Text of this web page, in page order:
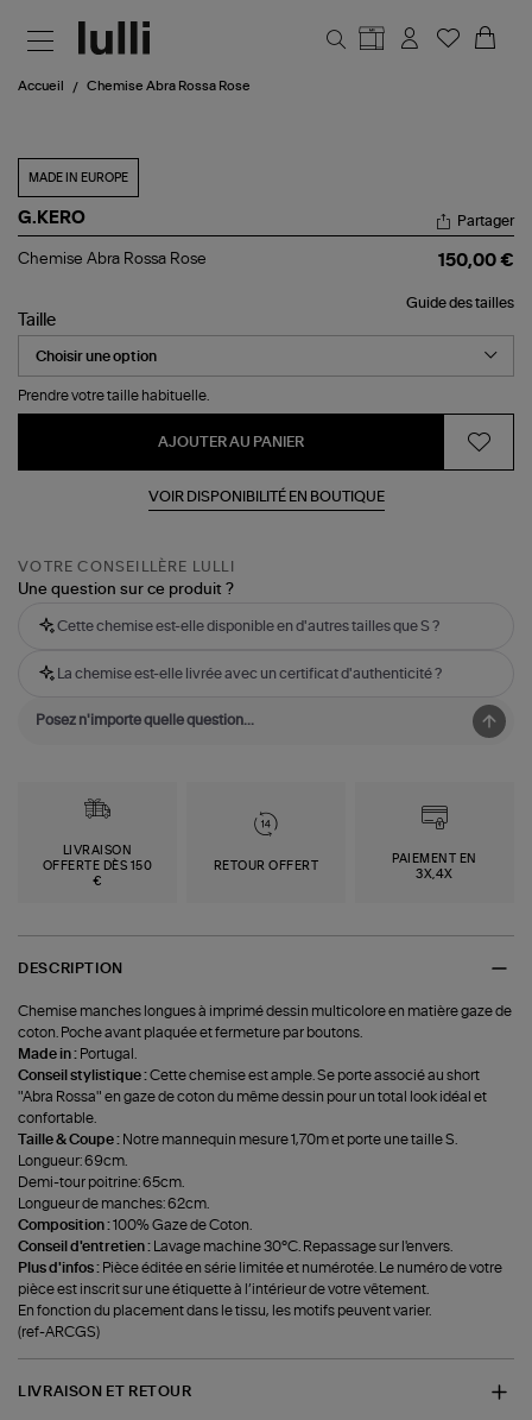
Accueil Chemise Abra Rossa Rose
MADE IN EUROPE
G.KERO
Chemise
Rose
Partager
Chemise Abra Rossa Rose 150,00 €
Guide des tailles
Taille
Prendre votre taille habituelle.
AJOUTER AU PANIER
VOIR DISPONIBILITÉ EN BOUTIQUE
VOTRE CONSEILLÈRE LULLI
Une question sur ce produit ?
Cette chemise est-elle disponible en d'autres tailles que S ?
La chemise est-elle livrée avec un certificat d'authenticité ?
LIVRAISON
OFFERTE DÈS 150
€
RETOUR OFFERT
PAIEMENT EN
3X,4X
DESCRIPTION
Chemise manches longues à imprimé dessin multicolore en matière gaze de
coton. Poche avant plaquée et fermeture par boutons.
Made in : Portugal.
Conseil stylistique :Cette chemise est ample. Se porte associé au short
"Abra Rossa" en gaze de coton du même dessin pour un total look idéal et
confortable.
Taille & Coupe : Notre mannequin mesure 1,70m et porte une taille S.
Longueur: 69cm.
Demi-tour poitrine: 65cm.
Longueur de manches: 62cm.
Composition :100% Gaze de Coton.
Conseil d'entretien : Lavage machine 30°C. Repassage sur l'envers.
Plus d'infos : Pièce éditée en série limitée et numérotée. Le numéro de votre
pièce est inscrit sur une étiquette à l’intérieur de votre vêtement.
En fonction du placement dans le tissu, les motifs peuvent varier.
(ref-ARCGS)
LIVRAISON ET RETOUR